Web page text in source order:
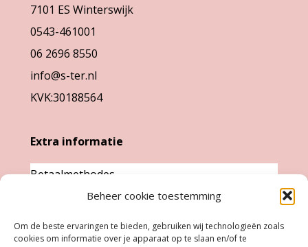
Beheer cookie toestemming
Om de beste ervaringen te bieden, gebruiken wij technologieën zoals
cookies om informatie over je apparaat op te slaan en/of te
op
7101 ES Winterswijk
0543-461001
06 2696 8550
info@s-ter.nl
KVK:30188564
Extra informatie
Betaalmethodes
Garantie & klachten
verzendkosten